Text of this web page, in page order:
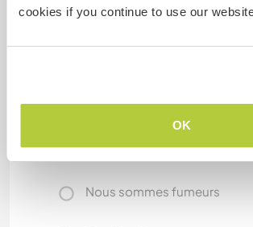
cookies if you continue to use our
OK
Informations
Accès Internet limité
Nous avons des animaux
Nous sommes fumeurs